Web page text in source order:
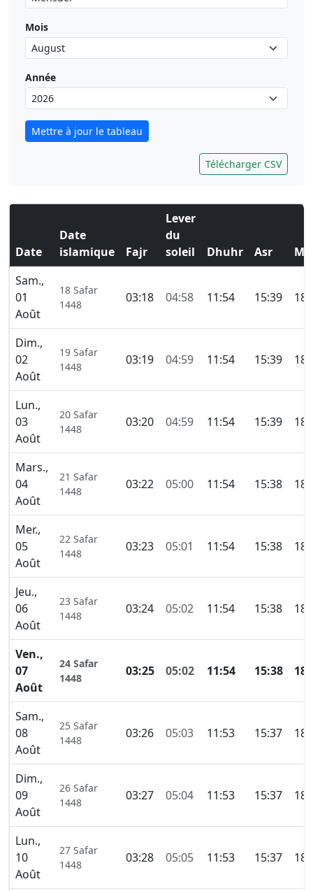
Mois
Année
Mettre à jour le tableau
Télécharger CSV
Date
Date
islamique
Fajr
Lever
du
soleil
Dhuhr Asr
Sam.,
01
Août
18 Safar
1448
03:18 04:58 11:54 15:39
Dim.,
02
Août
19 Safar
1448
03:19 04:59 11:54 15:39
Lun.,
03
Août
20 Safar
1448
03:20 04:59 11:54 15:39
Mars.,
04
Août
21 Safar
1448
03:22 05:00 11:54 15:38
Mer.,
05
Août
22 Safar
1448
03:23 05:01 11:54 15:38
Jeu.,
06
Août
23 Safar
1448
03:24 05:02 11:54 15:38
Ven.,
07
Août
24 Safar
1448
03:25 05:02 11:54 15:38
Sam.,
08
Août
25 Safar
1448
03:26 05:03 11:53 15:37
Dim.,
09
Août
26 Safar
1448
03:27 05:04 11:53 15:37
Lun.,
10
Août
27 Safar
1448
03:28 05:05 11:53 15:37